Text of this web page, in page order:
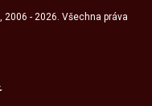
, 2006 - 2026. Všechna práva